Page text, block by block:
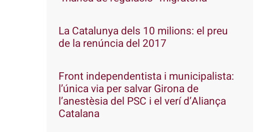
La Catalunya dels 10 milions: el preu
de la renúncia del 2017
Front independentista i municipalista:
l’única via per salvar Girona de
l’anestèsia del PSC i el verí d’Aliança
Catalana